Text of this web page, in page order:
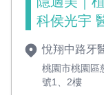
科侯光宇
悅翔中路牙
桃園市桃園區
號1、2樓